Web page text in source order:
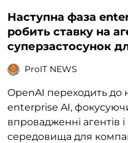
Наступна фаза
робить ставку на
суперзастосунок
ProIT NEWS
OpenAI переходить до
enterprise AI,
впровадженні агентів
середовища для